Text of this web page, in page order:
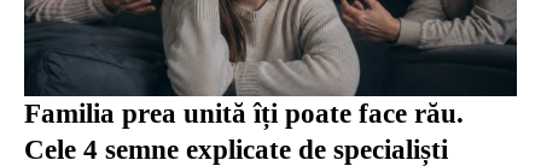
Familia prea unită îți poate face rău.
Cele 4 semne explicate de specialiști